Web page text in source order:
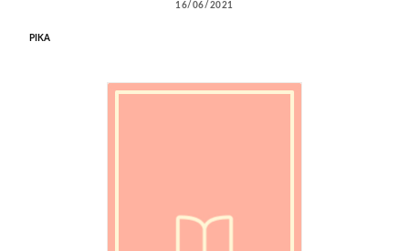
16/06/2021
PIKA